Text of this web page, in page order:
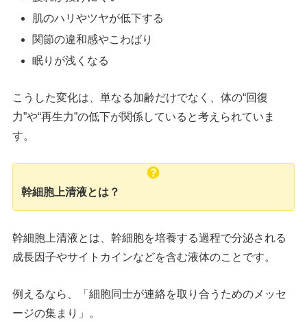
肌のハリやツヤが低下する
関節の違和感やこわばり
眠りが浅くなる
こうした変化は、単なる加齢だけでなく、体の“回復
力”や“再生力”の低下が関係していると考えられていま
す。
幹細胞上清液とは？
幹細胞上清液とは、幹細胞を培養する過程で分泌される
成長因子やサイトカインなどを含む液体のことです。
例えるなら、「細胞同士が連絡を取り合うためのメッセ
ージの集まり」。